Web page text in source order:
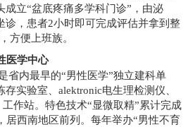
成立“盆底疼痛多学科门诊”，由泌
诊，患者2小时即可完成评估并拿到整
方便上班族。
医学中心
省内最早的“男性医学”独立建科单
实验室、alektronic电生理检测仪、
作站。特色技术“显微取精”累计完成
居西南地区前列。每年举办“男性不育